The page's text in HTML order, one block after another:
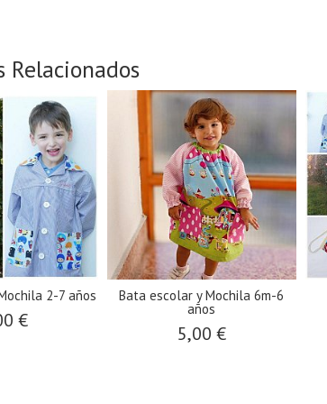
Relacionados
2-7 años
€
Bata escolar y Mochila 6m-6
años
5,00 €